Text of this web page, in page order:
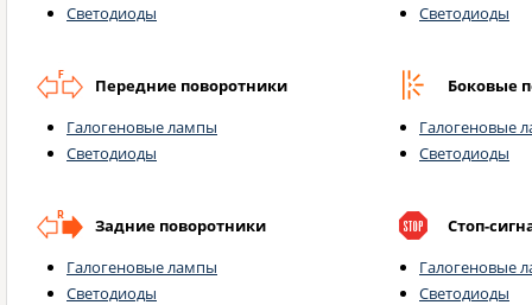
Светодиоды
Светодиоды
Передние поворотники
Галогеновые лампы
Светодиоды
Боковые
Галогеновые
Светодиоды
Задние поворотники
Галогеновые лампы
Светодиоды
Стоп-
Галогеновые
Светодиоды